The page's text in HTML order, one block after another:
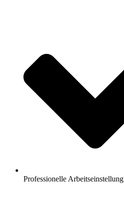
Professionelle Arbeitseinstellung